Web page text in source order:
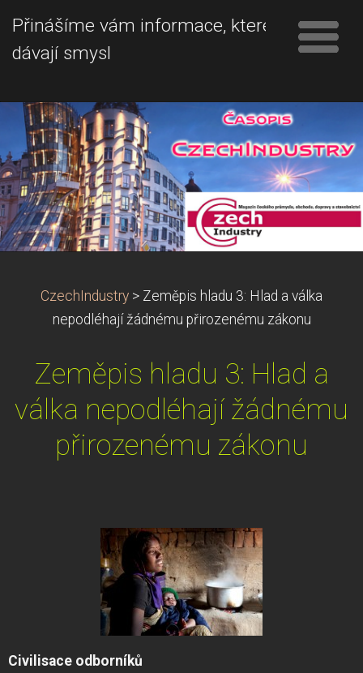
Přinášíme vám informace, které
dávají smysl
CzechIndustry > Zeměpis hladu 3: Hlad a válka
nepodléhají žádnému přirozenému zákonu
Zeměpis hladu 3: Hlad a
válka nepodléhají žádnému
přirozenému zákonu
Civilisace odborníků